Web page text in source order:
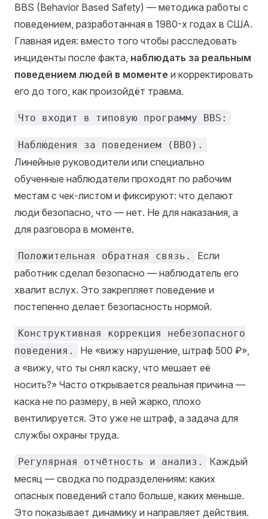
BBS (Behavior Based Safety) — методика работы с
поведением, разработанная в 1980-х годах в США.
Главная идея: вместо того чтобы расследовать
инциденты после факта, наблюдать за реальным
поведением людей в моменте и корректировать
его до того, как произойдёт травма.
Что входит в типовую программу BBS:
Наблюдения за поведением (BBO).
Линейные руководители или специально
обученные наблюдатели проходят по рабочим
местам с чек-листом и фиксируют: что делают
люди безопасно, что — нет. Не для наказания, а
для разговора в моменте.
Положительная обратная связь.
Если
работник сделал безопасно — наблюдатель его
хвалит вслух. Это закрепляет поведение и
постепенно делает безопасность нормой.
Конструктивная коррекция небезопасного
поведения.
Не «вижу нарушение, штраф 500 ₽»,
а «вижу, что ты снял каску, что мешает её
носить?» Часто открывается реальная причина —
каска не по размеру, в ней жарко, плохо
вентилируется. Это уже не штраф, а задача для
службы охраны труда.
Регулярная отчётность и анализ.
Каждый
месяц — сводка по подразделениям: каких
опасных поведений стало больше, каких меньше.
Это показывает динамику и направляет действия.